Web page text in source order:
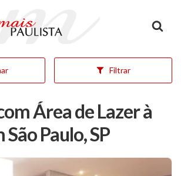
inicial
Filtrar
Área de Lazer à
Paulo, SP